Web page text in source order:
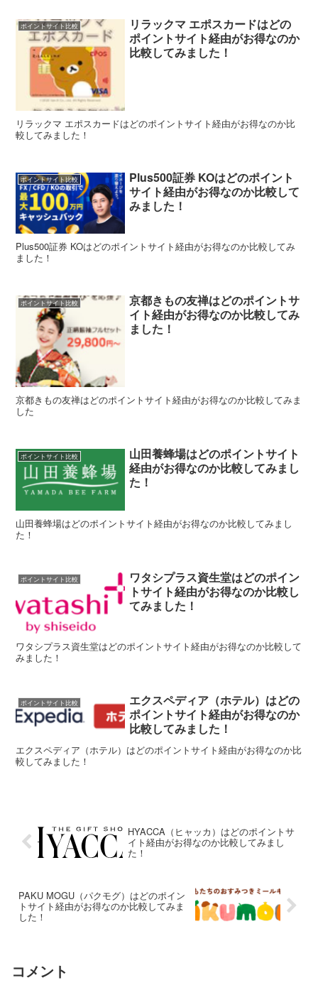
ポイントサイト比較
リラックマ エポスカードはどの
ポイントサイト経由がお得なのか
比較してみました！
リラックマ エポスカードはどのポイントサイト経由がお得なのか比
較してみました！
ポイントサイト比較
Plus500証券 KOはどのポイント
サイト経由がお得なのか比較して
みました！
Plus500証券 KOはどのポイントサイト経由がお得なのか比較してみ
ました！
ポイントサイト比較
京都きもの友禅はどのポイントサ
イト経由がお得なのか比較してみ
ました！
京都きもの友禅はどのポイントサイト経由がお得なのか比較してみま
した
ポイントサイト比較
山田養蜂場はどのポイントサイト
経由がお得なのか比較してみまし
た！
山田養蜂場はどのポイントサイト経由がお得なのか比較してみまし
た！
ポイントサイト比較
ワタシプラス資生堂はどのポイン
トサイト経由がお得なのか比較し
てみました！
ワタシプラス資生堂はどのポイントサイト経由がお得なのか比較して
みました！
ポイントサイト比較
エクスペディア（ホテル）はどの
ポイントサイト経由がお得なのか
比較してみました！
エクスペディア（ホテル）はどのポイントサイト経由がお得なのか比
較してみました！
HYACCA（ヒャッカ）はどのポイントサ
イト経由がお得なのか比較してみまし
た！
PAKU MOGU（パクモグ）はどのポイン
トサイト経由がお得なのか比較してみま
した！
コメント